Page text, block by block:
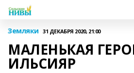
Земляки 31 ДЕКАБРЯ 2020, 21:00
МАЛЕНЬКАЯ
ИЛЬСИЯР